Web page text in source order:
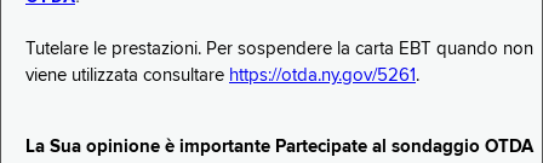
Tutelare le prestazioni. Per sospendere la carta EBT quando non
viene utilizzata consultare https://otda.ny.gov/5261 .
La Sua opinione è importante Partecipate al sondaggio OTDA